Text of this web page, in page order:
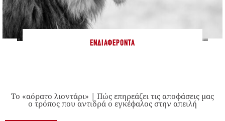
ΕΝΔΙΑΦΈΡΟΝΤΑ
Το «αόρατο λιοντάρι» | Πώς επηρεάζει τις αποφάσεις μας
ο τρόπος που αντιδρά ο εγκέφαλος στην απειλή